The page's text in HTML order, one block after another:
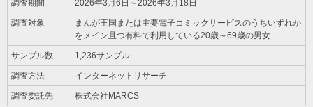
調査期間 2026年3月6日～2026年3月18日
調査対象
まんが王国または主要電子コミックサービスのうちいずれか
をメイン且つ有料で利用している20歳～69歳の男女
サンプル数 1,236サンプル
調査方法 インターネットリサーチ
調査委託先 株式会社MARCS